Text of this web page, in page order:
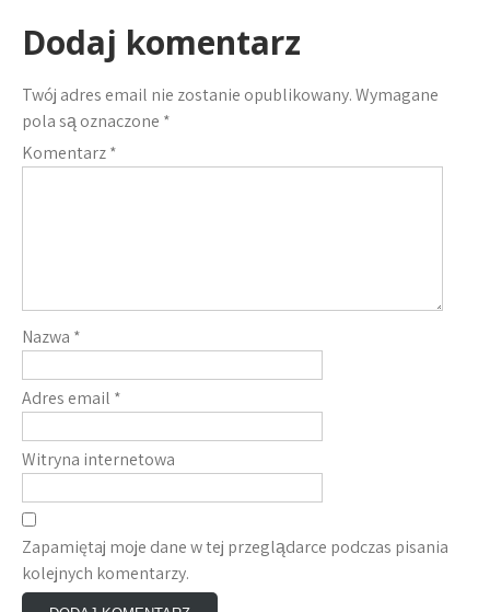
Dodaj komentarz
Twój adres email nie zostanie opublikowany.Wymagane
pola są oznaczone *
Komentarz*
Nazwa *
Adres email *
Witryna internetowa
Zapamiętaj moje dane w tej przeglądarce podczas pisania
kolejnych komentarzy.